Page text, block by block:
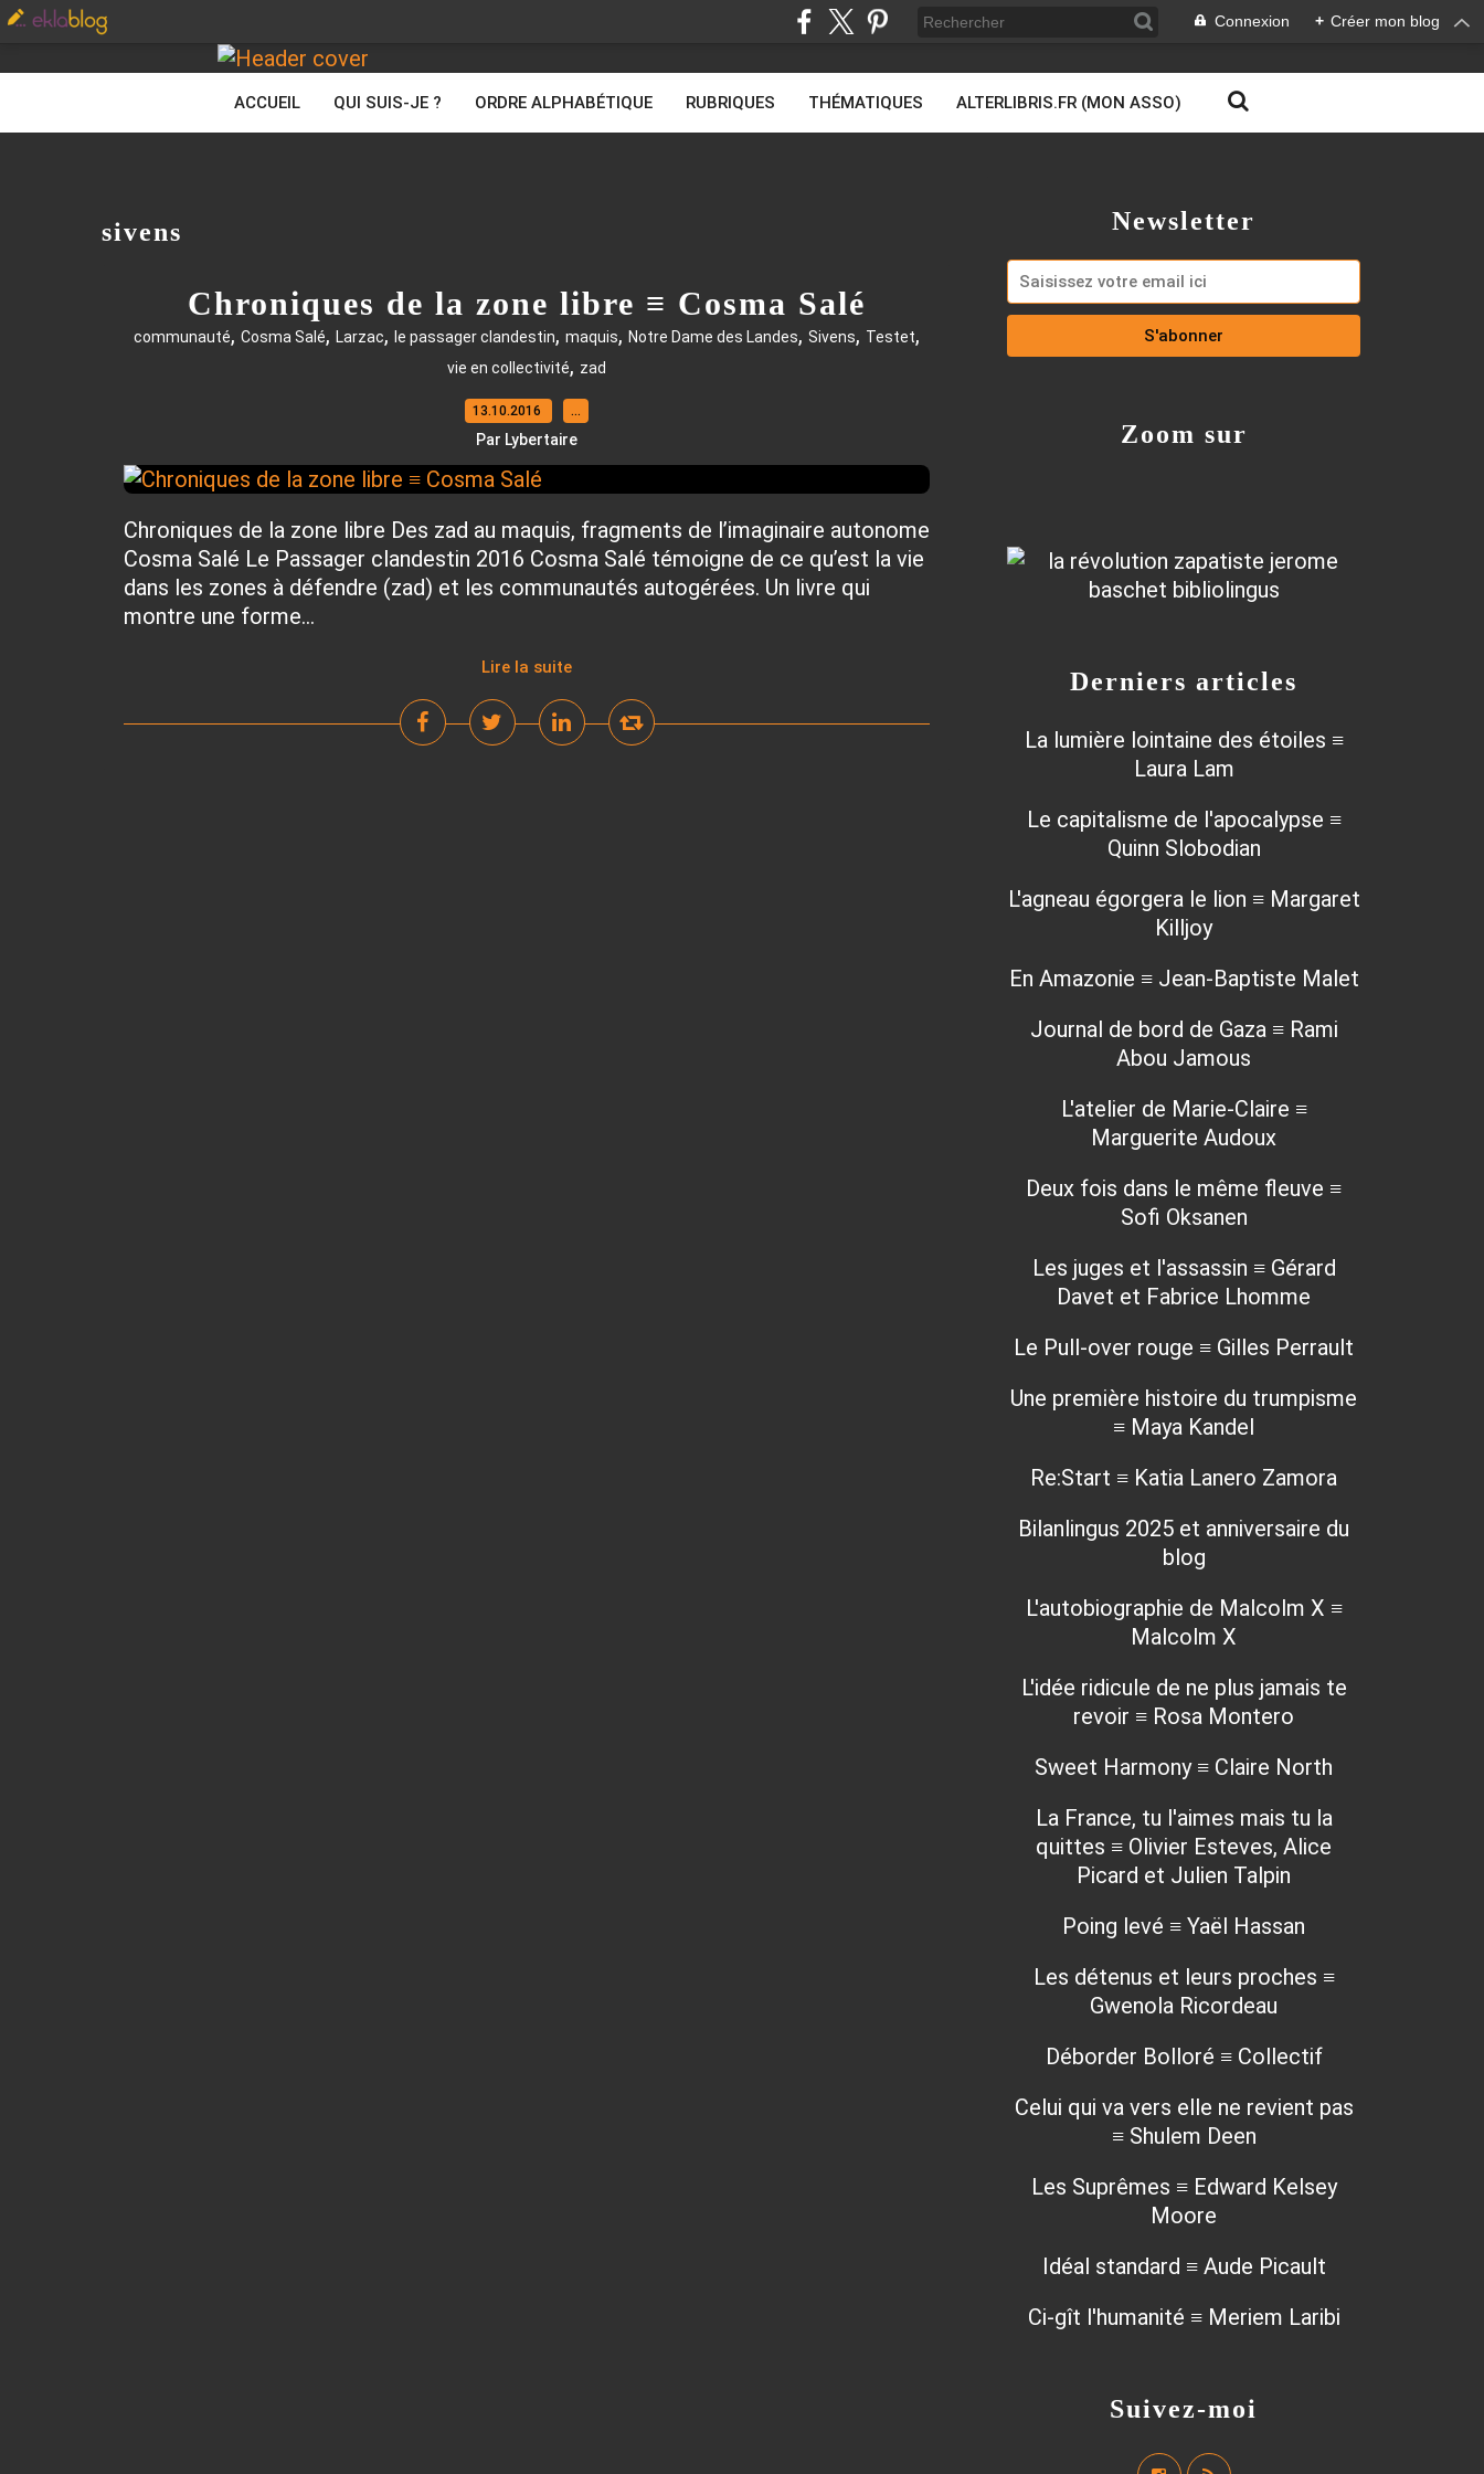
Connexion + Créer mon blog
ACCUEIL QUI SUIS-JE ? ORDRE ALPHABÉTIQUE RUBRIQUES THÉMATIQUES ALTERLIBRIS.FR (MON ASSO)
sivens
Chroniques de la zone libre ≡ Cosma Salé
communauté, Cosma Salé, Larzac, le passager clandestin, maquis, Notre Dame des Landes, Sivens, Testet,
vie en collectivité, zad
13.10.2016 …
Par Lybertaire
Chroniques de la zone libre Des zad au maquis, fragments de l’imaginaire autonome
Cosma Salé Le Passager clandestin 2016 Cosma Salé témoigne de ce qu’est la vie
dans les zones à défendre (zad) et les communautés autogérées. Un livre qui
montre une forme...
Lire la suite
Newsletter
Suivez-moi
Derniers articles
La lumière lointaine des étoiles ≡
Laura Lam
Le capitalisme de l'apocalypse ≡
Quinn Slobodian
L'agneau égorgera le lion ≡ Margaret
Killjoy
En Amazonie ≡ Jean-Baptiste Malet
Journal de bord de Gaza ≡ Rami
Abou Jamous
L'atelier de Marie-Claire ≡
Marguerite Audoux
Deux fois dans le même fleuve ≡
Sofi Oksanen
Les juges et l'assassin ≡ Gérard
Davet et Fabrice Lhomme
Le Pull-over rouge ≡ Gilles Perrault
Une première histoire du trumpisme
≡ Maya Kandel
Re:Start ≡ Katia Lanero Zamora
Bilanlingus 2025 et anniversaire du
blog
L'autobiographie de Malcolm X ≡
Malcolm X
L'idée ridicule de ne plus jamais te
revoir ≡ Rosa Montero
Sweet Harmony ≡ Claire North
La France, tu l'aimes mais tu la
quittes ≡ Olivier Esteves, Alice
Picard et Julien Talpin
Poing levé ≡ Yaël Hassan
Les détenus et leurs proches ≡
Gwenola Ricordeau
Déborder Bolloré ≡ Collectif
Celui qui va vers elle ne revient pas
≡ Shulem Deen
Les Suprêmes ≡ Edward Kelsey
Moore
Idéal standard ≡ Aude Picault
Ci-gît l'humanité ≡ Meriem Laribi
Zoom sur